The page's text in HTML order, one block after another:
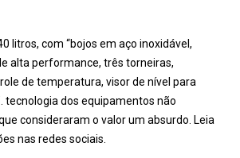
litros, com “bojos em aço inoxidável,
alta performance, três torneiras,
de temperatura, visor de nível para
tecnologia dos equipamentos não
consideraram o valor um absurdo. Leia
nas redes sociais.